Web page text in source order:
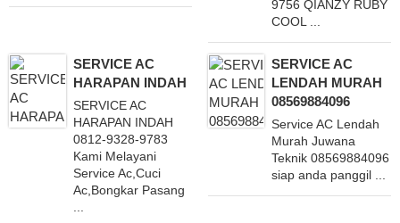
9756 QIANZY RUBY
COOL ...
SERVICE AC
HARAPAN INDAH
SERVICE AC
HARAPAN INDAH
0812-9328-9783
Kami Melayani
Service Ac,Cuci
Ac,Bongkar Pasang
SERVICE AC
LENDAH MURAH
08569884096
Service AC Lendah
Murah Juwana
Teknik 08569884096
siap anda panggil ...